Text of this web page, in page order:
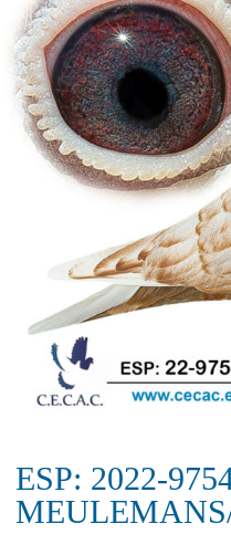
ESP: 2022-